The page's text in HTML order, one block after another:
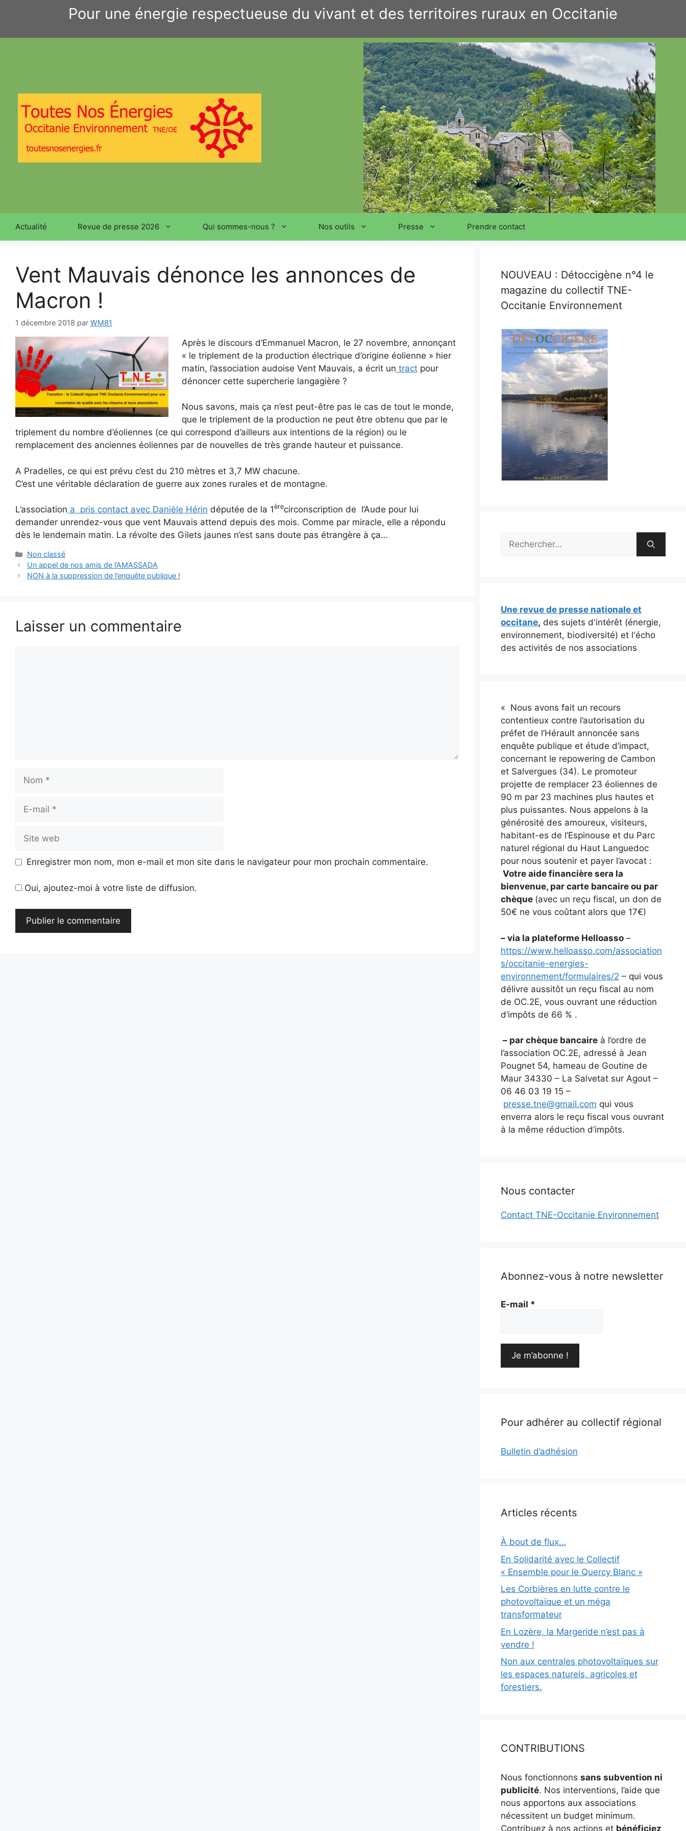
Pour une énergie respectueuse du vivant et des territoires ruraux en Occitanie
Actualité Revue de presse 2026 Qui sommes-nous ? Nos outils Presse Prendre contact
Vent Mauvais dénonce les annonces de
Macron !
1 décembre 2018 par WM81
Après le discours d’Emmanuel Macron, le 27 novembre, annonçant
« le triplement de la production électrique d’origine éolienne » hier
matin, l’association audoise Vent Mauvais, a écrit un tractpour
dénoncer cette supercherie langagière ?
Nous savons, mais ça n’est peut-être pas le cas de tout le monde,
que le triplement de la production ne peut être obtenu que par le
triplement du nombre d’éoliennes (ce qui correspond d’ailleurs aux intentions de la région) ou le
remplacement des anciennes éoliennes par de nouvelles de très grande hauteur et puissance.
A Pradelles, ce qui est prévu c’est du 210 mètres et 3,7 MW chacune.
C’est une véritable déclaration de guerre aux zones rurales et de montagne.
L’association a pris contact avec Danièle Hérin députée de la 1èrecirconscription de l’Aude pour lui
demander unrendez-vous que vent Mauvais attend depuis des mois. Comme par miracle, elle a répondu
dès le lendemain matin. La révolte des Gilets jaunes n’est sans doute pas étrangère à ça…
Catégories
Non classé
Un appel de nos amis de l’AMASSADA
NON à la suppression de l’enquête publique !
Laisser un commentaire
Nom
Site
web
Enregistrer mon nom, mon e-mail et mon site dans le navigateur pour mon prochain commentaire.
Oui, ajoutez-moi à votre liste de diffusion.
NOUVEAU : Détoccigène n°4 le
magazine du collectif TNE-
Occitanie Environnement
Rechercher :
Une revue de presse nationale et
occitane, des sujets d'intérêt (énergie,
environnement, biodiversité) et l'écho
des activités de nos associations
« Nous avons fait un recours
contentieux contre l’autorisation du
préfet de l’Hérault annoncée sans
enquête publique et étude d’impact,
concernant le repowering de Cambon
et Salvergues (34). Le promoteur
projette de remplacer 23 éoliennes de
90 m par 23 machines plus hautes et
plus puissantes. Nous appelons à la
générosité des amoureux, visiteurs,
habitant-es de l’Espinouse et du Parc
naturel régional du Haut Languedoc
pour nous soutenir et payer l’avocat :
Votre aide financière sera la
bienvenue, par carte bancaire ou par
chèque (avec un reçu fiscal, un don de
50€ ne vous coûtant alors que 17€)
– via la plateforme Helloasso–
https://www.helloasso.com/association
s/occitanie-energies-
environnement/formulaires/2 – qui vous
délivre aussitôt un reçu fiscal au nom
de OC.2E, vous ouvrant une réduction
d’impôts de 66 % .
– par chèque bancaireà l’ordre de
l’association OC.2E, adressé à Jean
Pougnet 54, hameau de Goutine de
Maur 34330 – La Salvetat sur Agout –
06 46 03 19 15 –
presse.tne@gmail.com qui vous
enverra alors le reçu fiscal vous ouvrant
à la même réduction d’impôts.
Nous contacter
Contact TNE-Occitanie Environnement
Abonnez-vous à notre newsletter
E-mail *
Pour adhérer au collectif régional
Bulletin d’adhésion
Articles récents
À bout de flux…
En Solidarité avec le Collectif
« Ensemble pour le Quercy Blanc »
Les Corbières en lutte contre le
photovoltaïque et un méga
transformateur
En Lozère, la Margeride n’est pas à
vendre !
Non aux centrales photovoltaïques sur
les espaces naturels, agricoles et
forestiers.
CONTRIBUTIONS
Nous fonctionnons sans subvention ni
publicité. Nos interventions, l’aide que
nous apportons aux associations
nécessitent un budget minimum.
Contribuez à nos actions et bénéficiez